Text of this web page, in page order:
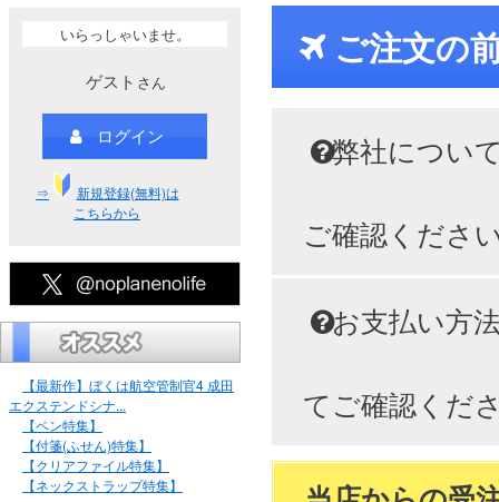
いらっしゃいませ。
ゲスト さん
ログイン
⇒
新規登録(無料)は
こちらから
【最新作】ぼくは航空管制官4 成田
エクステンドシナ...
【ペン特集】
【付箋(ふせん)特集】
【クリアファイル特集】
【ネックストラップ特集】
ご注文の
弊社につい
ご確認くださ
お支払い方
てご確認くだ